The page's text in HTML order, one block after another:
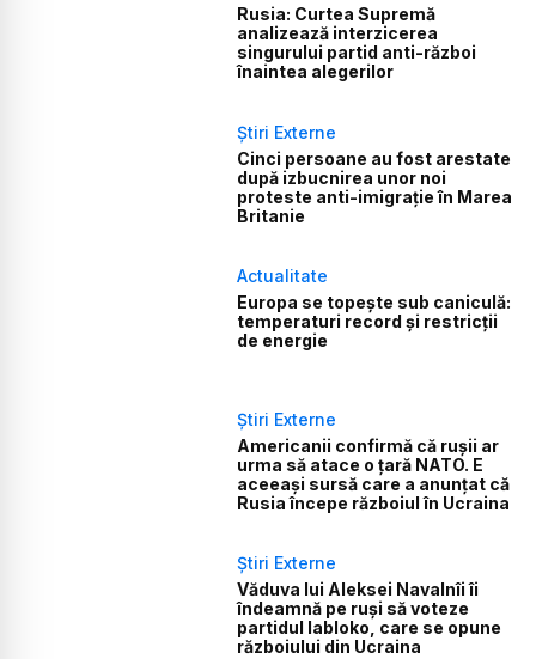
Rusia: Curtea Supremă
analizează interzicerea
singurului partid anti-război
înaintea alegerilor
Știri Externe
Cinci persoane au fost arestate
după izbucnirea unor noi
proteste anti-imigrație în Marea
Britanie
Actualitate
Europa se topește sub caniculă:
temperaturi record și restricții
de energie
Știri Externe
Americanii confirmă că rușii ar
urma să atace o țară NATO. E
aceeași sursă care a anunțat că
Rusia începe războiul în Ucraina
Știri Externe
Văduva lui Aleksei Navalnîi îi
îndeamnă pe ruși să voteze
partidul Iabloko, care se opune
războiului din Ucraina